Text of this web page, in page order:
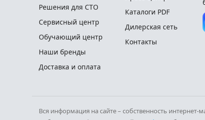
Решения для СТО
Сервисный центр
Обучающий центр
Наши бренды
Доставка и оплата
Каталоги PDF
Дилерская сеть
Контакты
Вся информация на сайте – собственность интернет-